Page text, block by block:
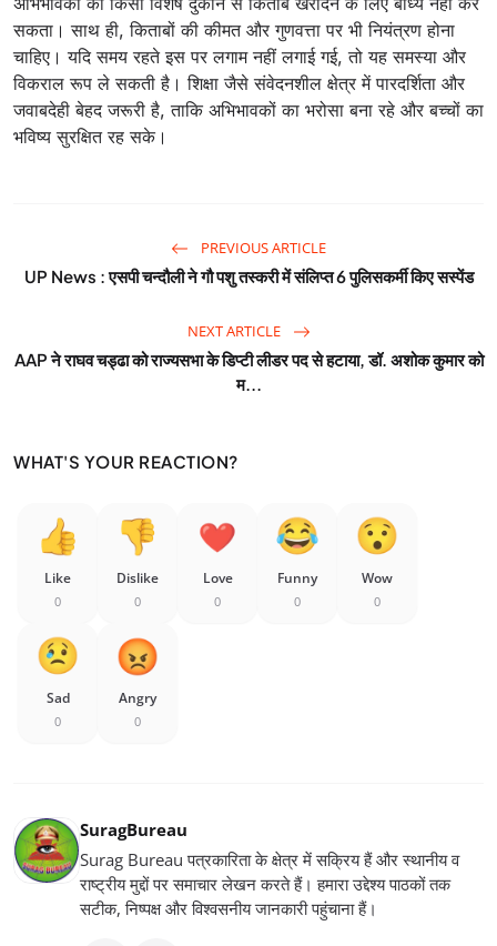
सकता। साथ ही, किताबों की कीमत और गुणवत्ता पर भी नियंत्रण होना
चाहिए। यदि समय रहते इस पर लगाम नहीं लगाई गई, तो यह समस्या और
विकराल रूप ले सकती है। शिक्षा जैसे संवेदनशील क्षेत्र में पारदर्शिता और
जवाबदेही बेहद जरूरी है, ताकि अभिभावकों का भरोसा बना रहे और बच्चों का
भविष्य सुरक्षित रह सके।
PREVIOUS ARTICLE
UP News : एसपी चन्दौली ने गौ पशु तस्करी में संलिप्त 6 पुलिसकर्मी किए सस्पेंड
NEXT ARTICLE
AAP ने राघव चड्ढा को राज्यसभा के डिप्टी लीडर पद से हटाया, डॉ. अशोक कुमार को
म...
WHAT'S YOUR REACTION?
Like
0
Dislike
0
Love
0
Funny
0
Wow
0
Sad
0
Angry
0
SuragBureau
Surag Bureau पत्रकारिता के क्षेत्र में सक्रिय हैं और स्थानीय व
राष्ट्रीय मुद्दों पर समाचार लेखन करते हैं। हमारा उद्देश्य पाठकों तक
सटीक, निष्पक्ष और विश्वसनीय जानकारी पहुंचाना हैं।